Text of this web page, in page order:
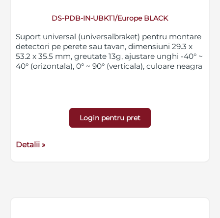
DS-PDB-IN-UBKT1/Europe BLACK
Suport universal (universalbraket) pentru montare
detectori pe perete sau tavan, dimensiuni 29.3 x
53.2 x 35.5 mm, greutate 13g, ajustare unghi -40° ~
40° (orizontala), 0° ~ 90° (verticala), culoare neagra
Login pentru pret
Detalii »